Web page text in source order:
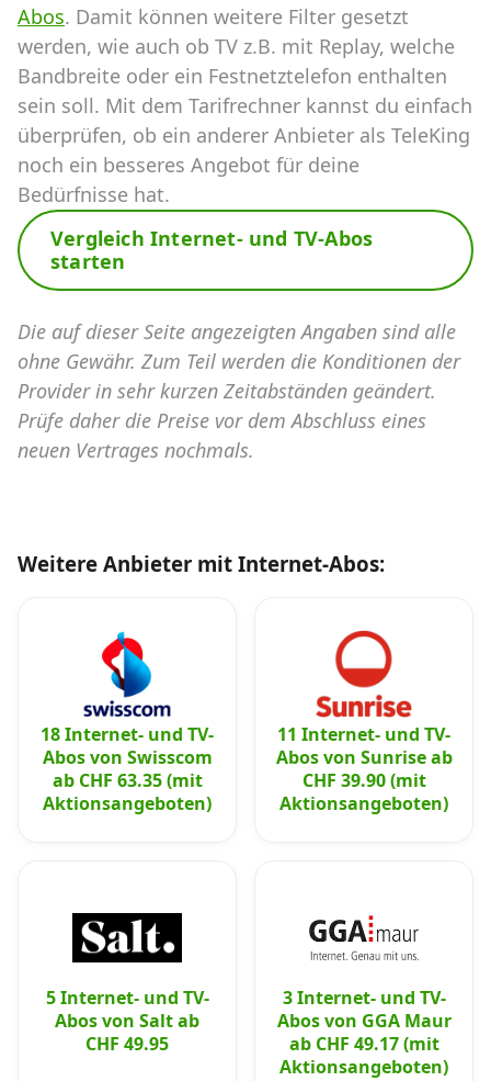
Abos. Damit können weitere Filter gesetzt
werden, wie auch ob TV z.B. mit Replay, welche
Bandbreite oder ein Festnetztelefon enthalten
sein soll. Mit dem Tarifrechner kannst du einfach
überprüfen, ob ein anderer Anbieter als TeleKing
noch ein besseres Angebot für deine
Bedürfnisse hat.
Vergleich Internet- und TV-Abos
starten
Die auf dieser Seite angezeigten Angaben sind alle
ohne Gewähr. Zum Teil werden die Konditionen der
Provider in sehr kurzen Zeitabständen geändert.
Prüfe daher die Preise vor dem Abschluss eines
neuen Vertrages nochmals.
Weitere Anbieter mit Internet-Abos:
18 Internet- und TV-
Abos von Swisscom
ab CHF 63.35 (mit
Aktionsangeboten)
11 Internet- und TV-
Abos von Sunrise ab
CHF 39.90 (mit
Aktionsangeboten)
5 Internet- und TV-
Abos von Salt ab
CHF 49.95
3 Internet- und TV-
Abos von GGA Maur
ab CHF 49.17 (mit
Aktionsangeboten)